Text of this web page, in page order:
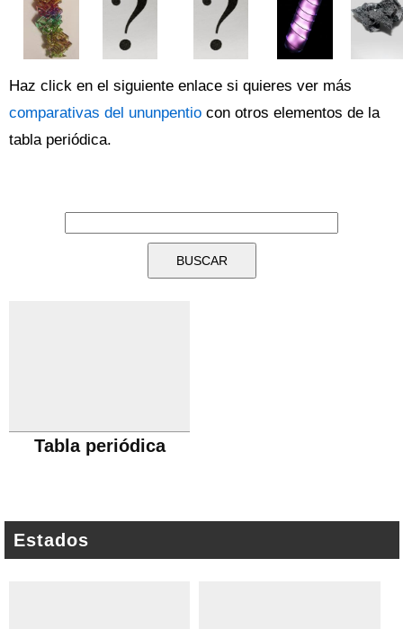
Haz click en el siguiente enlace si quieres ver más
comparativas del ununpentio con otros elementos de la
tabla periódica.
Tabla periódica
Estados